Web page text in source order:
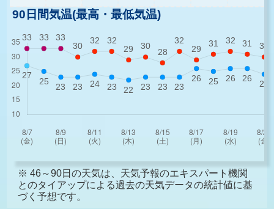
90日間気温(最高・最低気温)
※ 46～90日の天気は、天気予報のエキスパート機関
とのタイアップによる過去の天気データの統計値に基
づく予想です。